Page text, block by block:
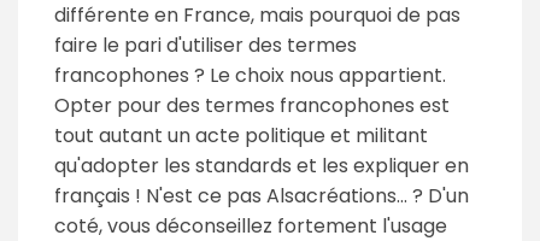
différente en France, mais pourquoi de pas
faire le pari d'utiliser des termes
francophones ? Le choix nous appartient.
Opter pour des termes francophones est
tout autant un acte politique et militant
qu'adopter les standards et les expliquer en
français ! N'est ce pas Alsacréations... ? D'un
coté, vous déconseillez fortement l'usage